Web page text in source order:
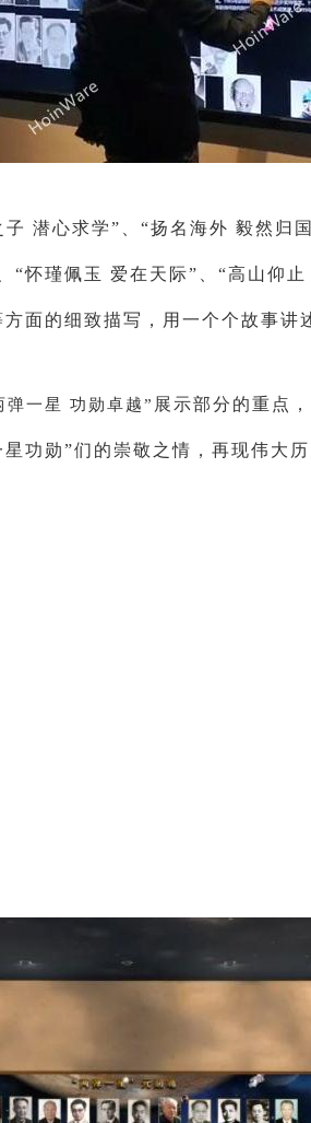
潜心求学”、“扬名海外 毅然归
怀瑾佩玉 爱在天际”、“高山仰止
面的细致描写，用一个个故事讲
弹一星 功勋卓越” 展示部分的重点
星功勋”们的崇敬之情，再现伟大历